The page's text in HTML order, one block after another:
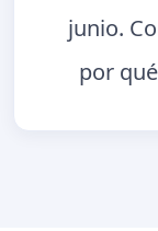
junio.
por